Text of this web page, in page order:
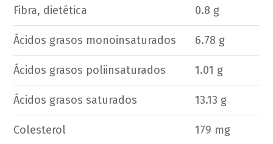
Fibra, dietética 0.8 g
Ácidos grasos monoinsaturados 6.78 g
Ácidos grasos poliinsaturados 1.01 g
Ácidos grasos saturados 13.13 g
Colesterol 179 mg